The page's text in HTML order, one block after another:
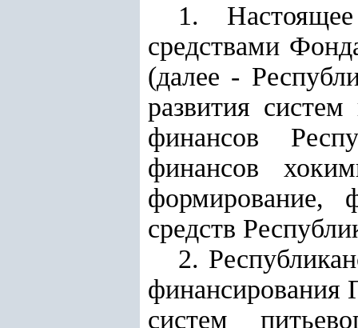
1.
средствами
(далее -
развития
финансов
финансов
формирование,
средств
2.
финансирования
систем